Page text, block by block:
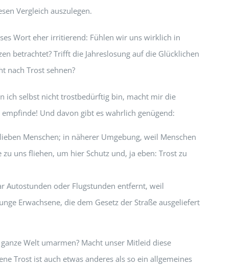
Vergleich auszulegen.
Wort eher irritierend: Fühlen wir uns wirklich in
betrachtet? Trifft die Jahreslosung auf die Glücklichen
nach Trost sehnen?
ich selbst nicht trostbedürftig bin, macht mir die
Und davon gibt es wahrlich genügend:
Menschen; in näherer Umgebung, weil Menschen
uns fliehen, um hier Schutz und, ja eben: Trost zu
Autostunden oder Flugstunden entfernt, weil
Erwachsene, die dem Gesetz der Straße ausgeliefert
Welt umarmen? Macht unser Mitleid diese
Trost ist auch etwas anderes als so ein allgemeines